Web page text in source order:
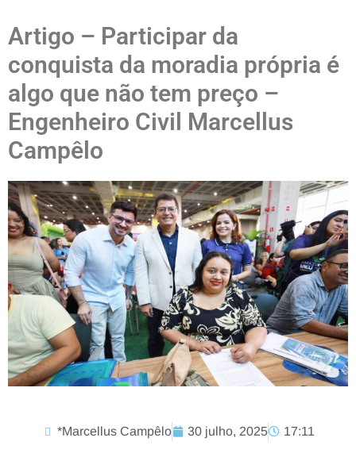
Artigo – Participar da
conquista da moradia própria é
algo que não tem preço –
Engenheiro Civil Marcellus
Campêlo
*Marcellus Campêlo 30 julho, 2025 17:11